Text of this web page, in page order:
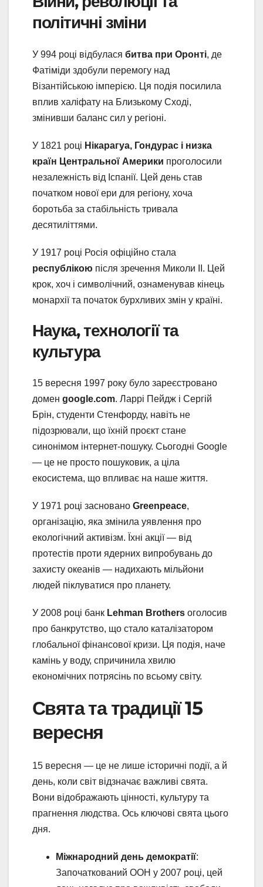
політичні зміни
У 994 році відбулася битва при Оронті, де
Фатіміди здобули перемогу над
Візантійською імперією. Ця подія посилила
вплив халіфату на Близькому Сході,
змінивши баланс сил у регіоні.
У 1821 році Нікарагуа, Гондурас і низка
країн Центральної Америки проголосили
незалежність від Іспанії. Цей день став
початком нової ери для регіону, хоча
боротьба за стабільність тривала
десятиліттями.
У 1917 році Росія офіційно стала
республікою після зречення Миколи II. Цей
крок, хоч і символічний, ознаменував кінець
монархії та початок бурхливих змін у країні.
Наука, технології та
культура
15 вересня 1997 року було зареєстровано
домен google.com. Ларрі Пейдж і Сергій
Брін, студенти Стенфорду, навіть не
підозрювали, що їхній проєкт стане
синонімом інтернет-пошуку. Сьогодні Google
— це не просто пошуковик, а ціла
екосистема, що впливає на наше життя.
У 1971 році засновано Greenpeace,
організацію, яка змінила уявлення про
екологічний активізм. Їхні акції — від
протестів проти ядерних випробувань до
захисту океанів — надихають мільйони
людей піклуватися про планету.
У 2008 році банк Lehman Brothers оголосив
про банкрутство, що стало каталізатором
глобальної фінансової кризи. Ця подія, наче
камінь у воду, спричинила хвилю
економічних потрясінь по всьому світу.
Свята та традиції 15
вересня
15 вересня — це не лише історичні події, а й
день, коли світ відзначає важливі свята.
Вони відображають цінності, культуру та
прагнення людства. Ось ключові свята цього
дня.
Міжнародний день демократії:
Започаткований ООН у 2007 році, цей